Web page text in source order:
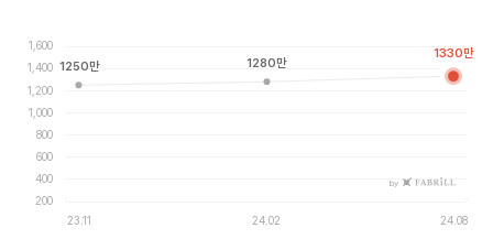
200
400
600
800
1,000
1,200
1,400
1,600
23.11 24.02 24.08
by
1250만 1280만
1330만